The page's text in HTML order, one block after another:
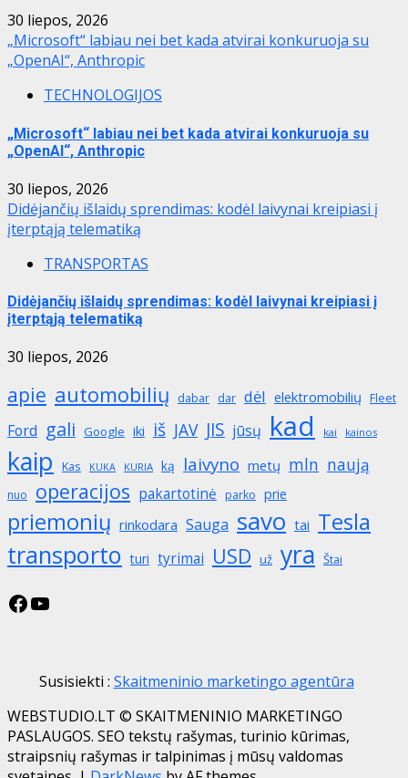
30 liepos, 2026
„Microsoft“ labiau nei bet kada atvirai konkuruoja su
„OpenAI“, Anthropic
TECHNOLOGIJOS
„Microsoft“ labiau nei bet kada atvirai konkuruoja su
„OpenAI“, Anthropic
30 liepos, 2026
Didėjančių išlaidų sprendimas: kodėl laivynai kreipiasi į
įterptąją telematiką
TRANSPORTAS
Didėjančių išlaidų sprendimas: kodėl laivynai kreipiasi į
įterptąją telematiką
30 liepos, 2026
apie automobilių dabar dar dėl elektromobilių Fleet
Ford gali Google iki iš JAV JIS jūsų kad kai kainos
kaip Kas KUKA KURIA ką laivyno metų mln naują
nuo operacijos pakartotinė parko prie
priemonių rinkodara Sauga savo tai Tesla
transporto turi tyrimai USD už yra Štai
Facebook
YouTube
Susisiekti : Skaitmeninio marketingo agentūra
WEBSTUDIO.LT © SKAITMENINIO MARKETINGO
PASLAUGOS. SEO tekstų rašymas, turinio kūrimas,
straipsnių rašymas ir talpinimas į mūsų valdomas